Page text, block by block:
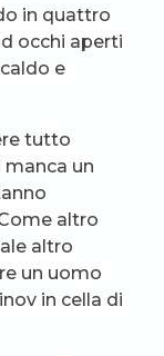
in quattro
occhi aperti
e
tutto
manca un
altro
altro
un uomo
in cella di